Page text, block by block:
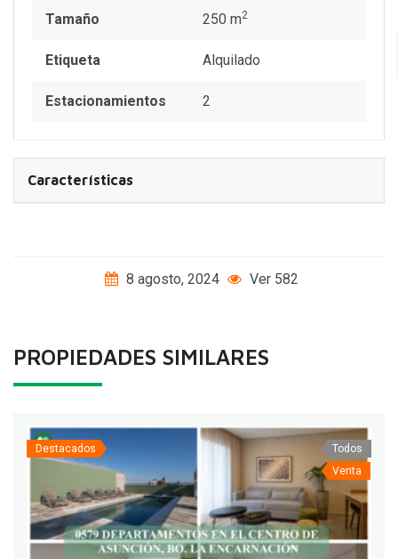
Tamaño 250 m2
Etiqueta Alquilado
Estacionamientos 2
Características
8 agosto, 2024 Ver 582
PROPIEDADES SIMILARES
Destacados
Todos
Venta